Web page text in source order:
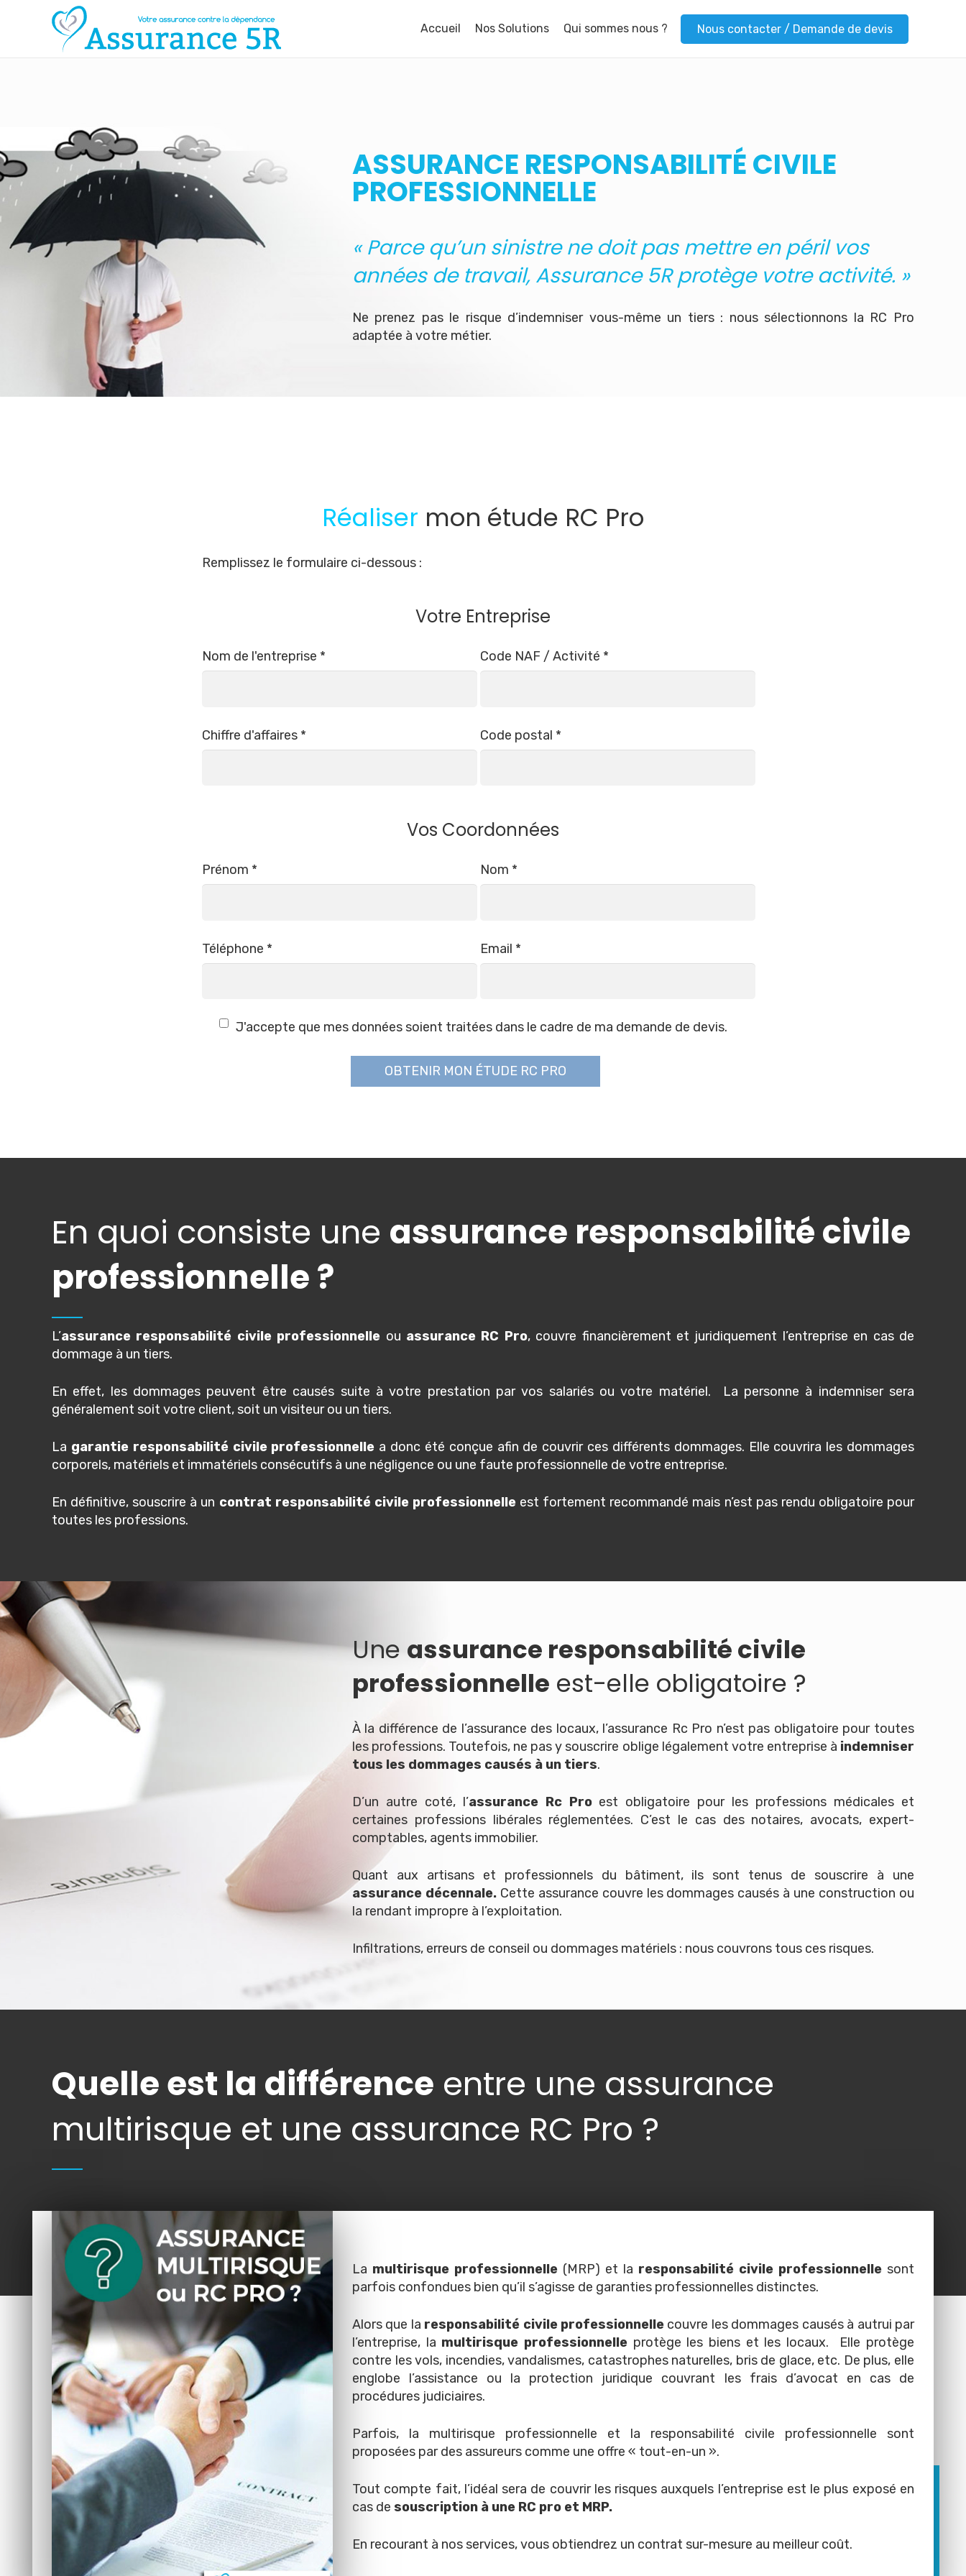
Accueil Nos Solutions Qui sommes nous ? Nous contacter / Demande de devis
ASSURANCE RESPONSABILITÉCIVILE
PROFESSIONNELLE
« Parce qu’un sinistre ne doit pas mettre en péril vos
années de travail, Assurance 5R protège votre activité. »
Ne prenez pas le risque d’indemniser vous-même un tiers : nous sélectionnons la RC Pro
adaptée à votre métier.
Réaliser mon étude RC Pro
Remplissez le formulaire ci-dessous :
Votre Entreprise
Nom de l'entreprise * Code NAF / Activité *
Chiffre d'affaires * Code postal *
Vos Coordonnées
Prénom * Nom *
Téléphone * Email *
J'accepte que mes données soient traitées dans le cadre de ma demande de devis.
En quoi consiste une assurance responsabilité civile
professionnelle ?
L’assurance responsabilité civile professionnelle ou assurance RC Pro, couvre financièrement et juridiquement l’entreprise en cas de
dommage à un tiers.
En effet, les dommages peuvent être causés suite à votre prestation par vos salariés ou votre matériel. La personne à indemniser sera
généralement soit votre client, soit un visiteur ou un tiers.
La garantie responsabilité civile professionnelle a donc été conçue afin de couvrir ces différents dommages. Elle couvrira les dommages
corporels, matériels et immatériels consécutifs à une négligence ou une faute professionnelle de votre entreprise.
En définitive, souscrire à un contrat responsabilité civile professionnelle est fortement recommandé mais n’est pas rendu obligatoire pour
toutes les professions.
Une assurance responsabilité civile
professionnelle est-elle obligatoire ?
À la différence de l’assurance des locaux, l’assurance Rc Pro n’est pas obligatoire pour toutes
les professions. Toutefois, ne pas y souscrire oblige légalement votre entreprise à indemniser
tous les dommages causés à un tiers.
D’un autre coté, l’assurance Rc Proest obligatoire pour les professions médicales et
certaines professions libérales réglementées. C’est le cas des notaires, avocats, expert-
comptables, agents immobilier.
Quant aux artisans et professionnels du bâtiment, ils sont tenus de souscrire à une
assurance décennale. Cette assurance couvre les dommages causés à une construction ou
la rendant impropre à l’exploitation.
Infiltrations, erreurs de conseil ou dommages matériels : nous couvrons tous ces risques.
Quelle est la différence entre une assurance
multirisque et une assurance RC Pro ?
La multirisque professionnelle(MRP) et la responsabilité civile professionnelle sont
parfois confondues bien qu’il s’agisse de garanties professionnelles distinctes.
Alors que la responsabilité civile professionnelle couvre les dommages causés à autrui par
l’entreprise, la multirisque professionnelle protège les biens et les locaux. Elle protège
contre les vols, incendies, vandalismes, catastrophes naturelles, bris de glace, etc. De plus, elle
englobe l’assistance ou la protection juridique couvrant les frais d’avocat en cas de
procédures judiciaires.
Parfois, la multirisque professionnelle et la responsabilité civile professionnelle sont
proposées par des assureurs comme une offre « tout-en-un ».
Tout compte fait, l’idéal sera de couvrir les risques auxquels l’entreprise est le plus exposé en
cas de souscription à une RC pro et MRP.
En recourant à nos services, vous obtiendrez un contrat sur-mesure au meilleur coût.